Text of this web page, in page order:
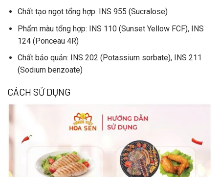
Chất tạo ngọt tổng hợp: INS 955 (Sucralose)
Phẩm màu tổng hợp: INS 110 (Sunset Yellow FCF), INS
124 (Ponceau 4R)
Chất bảo quản: INS 202 (Potassium sorbate), INS 211
(Sodium benzoate)
CÁCH SỬ DỤNG